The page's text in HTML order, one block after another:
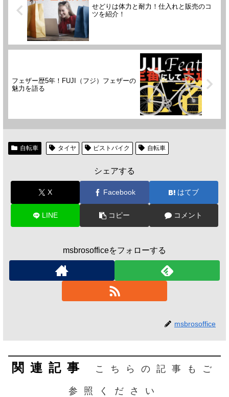
せどりは体力と耐力！仕入れと販売のコ
ツを紹介！
フェザー歴5年！FUJI（フジ）フェザーの
魅力を語る
自転車 タイヤ ピストバイク 自転車
シェアする
X Facebook はてブ
LINE コピー コメント
msbrosofficeをフォローする
msbrosoffice
関連記事
こちらの記事もご
参照ください